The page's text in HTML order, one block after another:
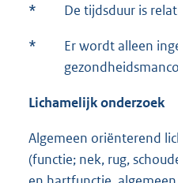
* De tijdsduur is
*
Er wordt alleen
Lichamelijk onderzoek
Algemeen oriënterend
(functie; nek, rug,